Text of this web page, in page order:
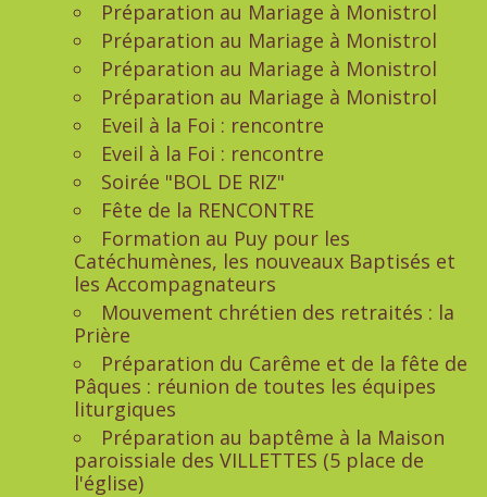
Préparation au Mariage à Monistrol
Préparation au Mariage à Monistrol
Préparation au Mariage à Monistrol
Préparation au Mariage à Monistrol
Eveil à la Foi : rencontre
Eveil à la Foi : rencontre
Soirée "BOL DE RIZ"
Fête de la RENCONTRE
Formation au Puy pour les
Catéchumènes, les nouveaux Baptisés et
les Accompagnateurs
Mouvement chrétien des retraités : la
Prière
Préparation du Carême et de la fête de
Pâques : réunion de toutes les équipes
liturgiques
Préparation au baptême à la Maison
paroissiale des VILLETTES (5 place de
l'église)